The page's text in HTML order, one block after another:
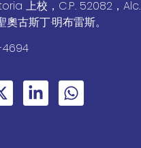
上校，C.P. 52082，Alc.
古斯丁·明布雷斯。